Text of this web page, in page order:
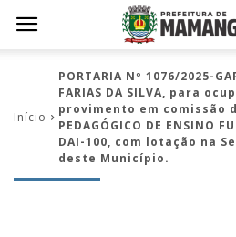
Início
PORTARIA Nº 1076/2025-
FARIAS DA SILVA, para
provimento em comissão
PEDAGÓGICO DE ENSINO
DAI-100, com lotação na
deste Município.